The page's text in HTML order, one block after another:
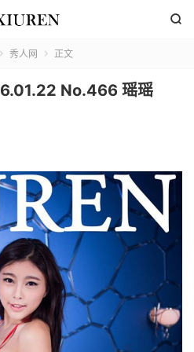

秀人网  正文
No.466 瑶瑶